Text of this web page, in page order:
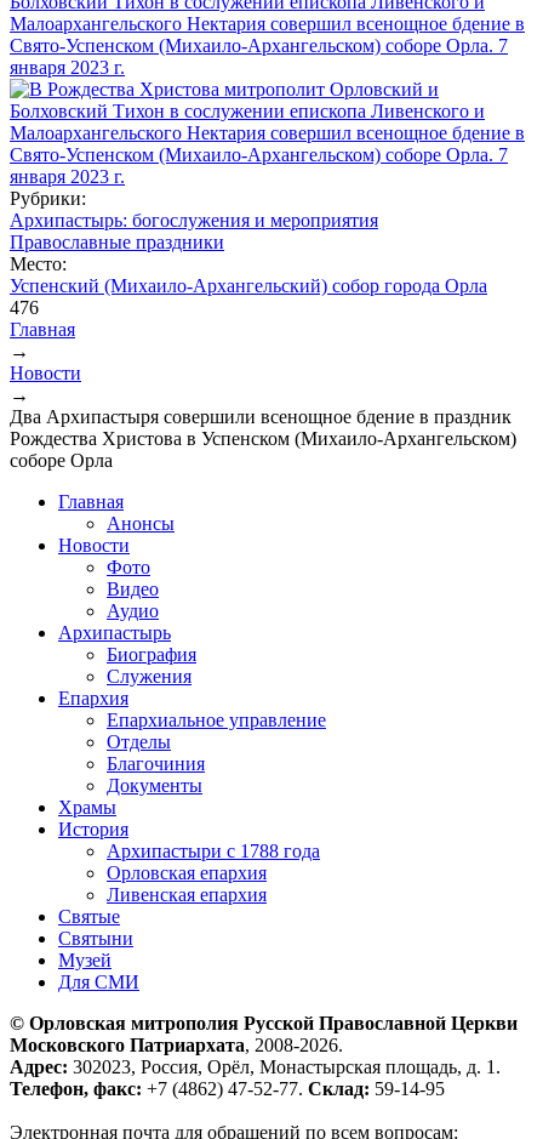
Рубрики:
Архипастырь: богослужения и мероприятия
Православные праздники
Место:
Успенский (Михаило-Архангельский) собор города Орла
476
Вы здесь
Главная
→
Новости
→
Два Архипастыря совершили всенощное бдение в праздник
Рождества Христова в Успенском (Михаило-Архангельском)
соборе Орла
Главная
Анонсы
Новости
Фото
Видео
Аудио
Архипастырь
Биография
Служения
Епархия
Епархиальное управление
Отделы
Благочиния
Документы
Храмы
История
Архипастыри с 1788 года
Орловская епархия
Ливенская епархия
Святые
Святыни
Музей
Для СМИ
© Орловская митрополия Русской Православной Церкви
Московского Патриархата, 2008-2026.
Адрес: 302023, Россия, Орёл, Монастырская площадь, д. 1.
Телефон, факс: +7 (4862) 47-52-77. Склад: 59-14-95
Электронная почта для обращений по всем вопросам: